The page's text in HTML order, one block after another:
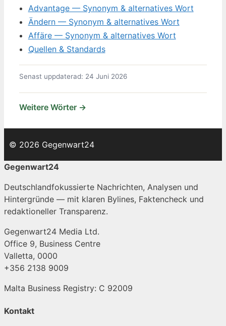
Advantage — Synonym & alternatives Wort
Ändern — Synonym & alternatives Wort
Affäre — Synonym & alternatives Wort
Quellen & Standards
Senast uppdaterad: 24 Juni 2026
Weitere Wörter →
© 2026 Gegenwart24
Gegenwart24
Deutschlandfokussierte Nachrichten, Analysen und
Hintergründe — mit klaren Bylines, Faktencheck und
redaktioneller Transparenz.
Gegenwart24 Media Ltd.
Office 9, Business Centre
Valletta, 0000
+356 2138 9009
Malta Business Registry: C 92009
Kontakt